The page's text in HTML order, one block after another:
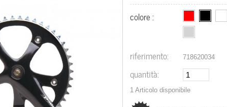
colore :
riferimento: 718620034
quantità:
1 Articolo disponibile